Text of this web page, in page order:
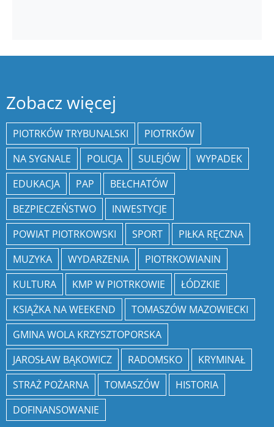
Zobacz więcej
PIOTRKÓW TRYBUNALSKI
PIOTRKÓW
NA SYGNALE
POLICJA SULEJÓW
WYPADEK
EDUKACJA
PAP
BEŁCHATÓW
BEZPIECZEŃSTWO
INWESTYCJE
POWIAT PIOTRKOWSKI
SPORT
PIŁKA RĘCZNA
MUZYKA
WYDARZENIA
PIOTRKOWIANIN
KULTURA
KMP W PIOTRKOWIE
ŁÓDZKIE
KSIĄŻKA NA WEEKEND
TOMASZÓW MAZOWIECKI
GMINA WOLA KRZYSZTOPORSKA
JAROSŁAW BĄKOWICZ
RADOMSKO
KRYMINAŁ
STRAŻ POŻARNA
TOMASZÓW
HISTORIA
DOFINANSOWANIE